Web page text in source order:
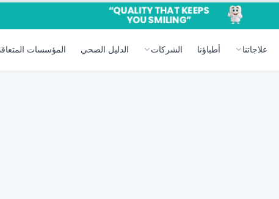
علاجاتنا أطباؤنا الشركات الدليل الصحي المؤسسات